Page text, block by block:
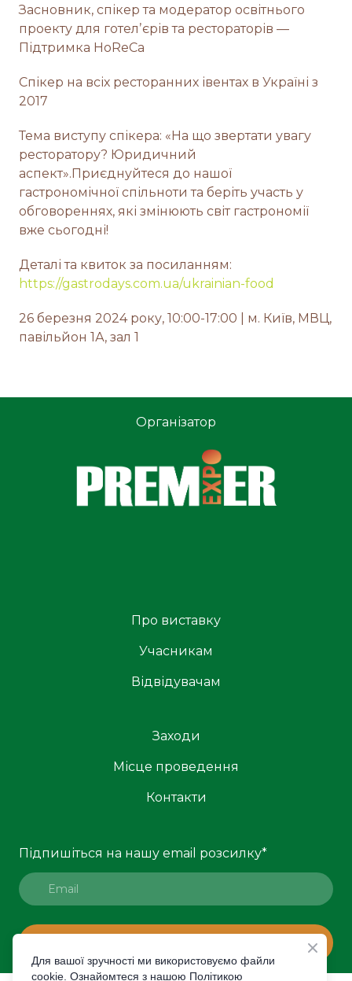
Засновник, спікер та модератор освітнього
проекту для готелʼєрів та рестораторів —
Підтримка HoReCa
Спікер на всіх ресторанних івентах в Україні з
2017
Тема виступу спікера: «На що звертати увагу
ресторатору? Юридичний
аспект».Приєднуйтеся до нашої
гастрономічної спільноти та беріть участь у
обговореннях, які змінюють світ гастрономії
вже сьогодні!
Деталі та квиток за посиланням:
https://gastrodays.com.ua/ukrainian-food
26 березня 2024 року, 10:00-17:00 | м. Київ, МВЦ,
павільйон 1А, зал 1
Організатор
Про виставку
Учасникам
Відвідувачам
Заходи
Місце проведення
Контакти
Підпишіться на нашу email розсилку*
Для вашої зручності ми використовуємо файли
cookie. Ознайомтеся з нашою Політикою